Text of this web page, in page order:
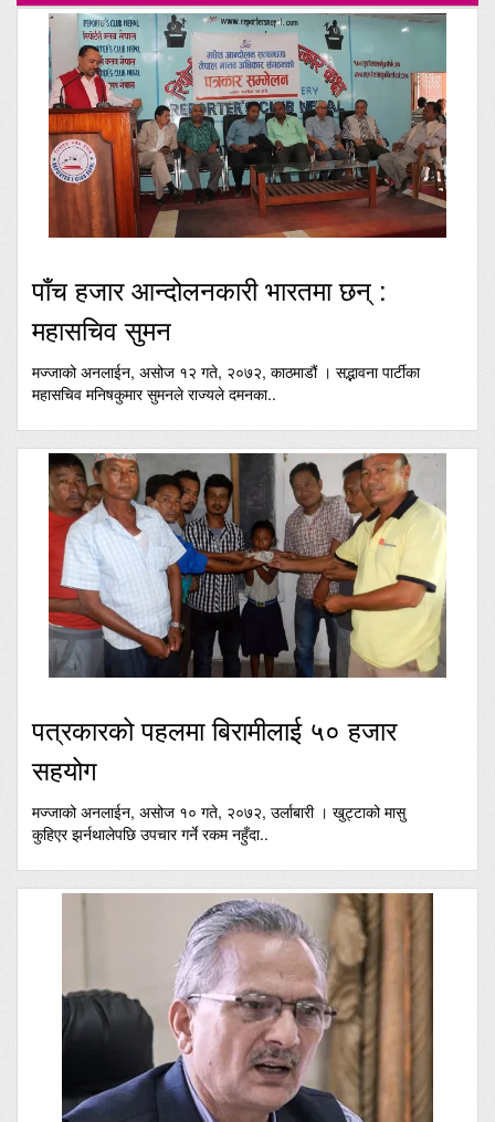
पाँच हजार आन्दोलनकारी भारतमा छन् :
महासचिव सुमन
मज्जाको अनलाईन, असोज १२ गते, २०७२, काठमाडौं । सद्भावना पार्टीका
महासचिव मनिषकुमार सुमनले राज्यले दमनका..
पत्रकारको पहलमा बिरामीलाई ५० हजार
सहयोग
मज्जाको अनलाईन, असोज १० गते, २०७२, उर्लाबारी । खुट्टाको मासु
कुहिएर झर्नथालेपछि उपचार गर्ने रकम नहुँदा..